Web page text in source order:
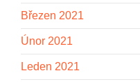
Březen 2021
Únor 2021
Leden 2021